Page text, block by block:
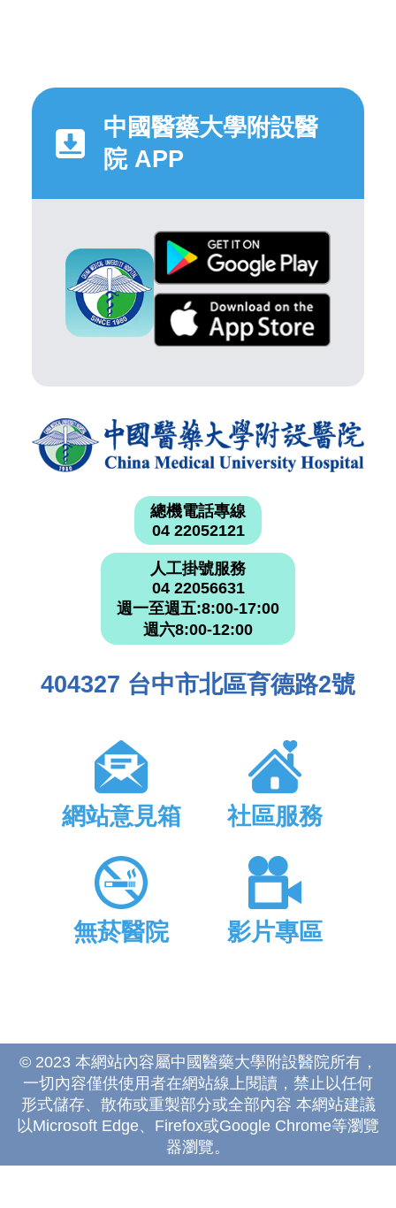
中國醫藥大學附設醫
院 APP
總機電話專線
04 22052121
人工掛號服務
04 22056631
週一至週五:8:00-17:00
週六8:00-12:00
404327 台中市北區育德路2號
網站意見箱 社區服務
無菸醫院 影片專區
© 2023 本網站內容屬中國醫藥大學附設醫院所有，
一切內容僅供使用者在網站線上閱讀，禁止以任何
形式儲存、散佈或重製部分或全部內容 本網站建議
以Microsoft Edge、Firefox或Google Chrome等瀏覽
器瀏覽。